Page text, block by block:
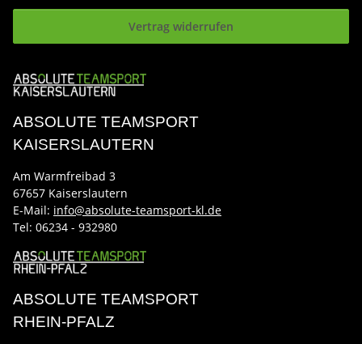
Vertrag widerrufen
ABSOLUTE TEAMSPORT
KAISERSLAUTERN
Am Warmfreibad 3
67657 Kaiserslautern
E-Mail: info@absolute-teamsport-kl.de
Tel: 06234 - 932980
ABSOLUTE TEAMSPORT
RHEIN-PFALZ